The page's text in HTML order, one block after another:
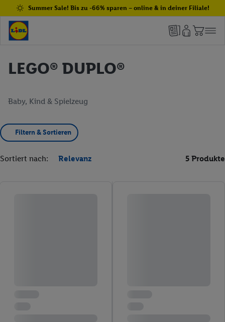
Summer Sale! Bis zu -66% sparen – online & in deiner Filiale!
LEGO® DUPLO®
Baby, Kind & Spielzeug
Filtern & Sortieren
Sortiert nach: Relevanz 5 Produkte